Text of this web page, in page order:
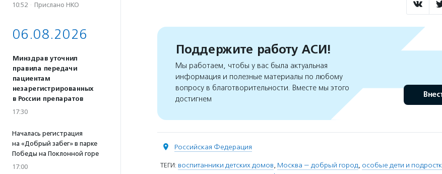
10:52 · Прислано НКО
06.08.2026
Минздрав уточнил
правила передачи
пациентам
незарегистрированных
в России препаратов
17:30
Началась регистрация
на «Добрый забег» в парке
Победы на Поклонной горе
17:00
Поддержите работу АСИ!
Мы работаем, чтобы у вас была актуальная
информация и полезные материалы по любому
вопросу в благотворительности. Вместе мы этого
достигнем
Российская Федерация
ТЕГИ: воспитанники детских домов, Москва — добрый город, особые дети и